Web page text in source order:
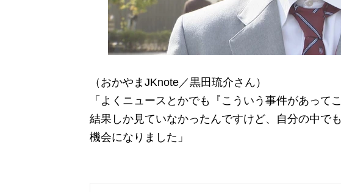
（おかやまJKnote／黒田琉介さん）
「よくニュースとかでも『こういう事件があって
結果しか見ていなかったんですけど、自分の中で
機会になりました」